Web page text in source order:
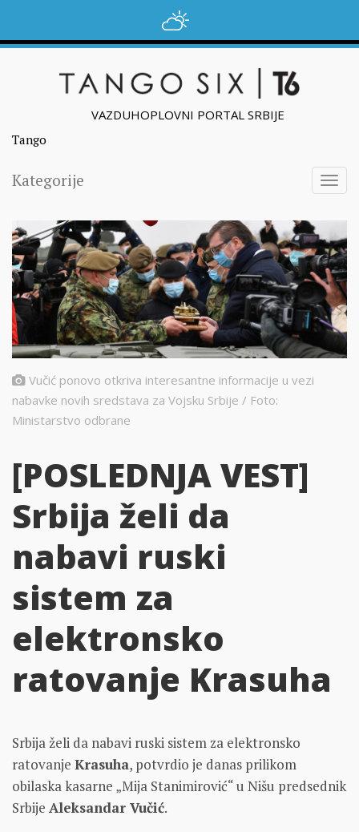
VAZDUHOPLOVNI PORTAL SRBIJE
Tango
Kategorije
Vučić ponovo otkriva interesantne informacije u vezi
nabavke novih sredstava za Vojsku Srbije / Foto:
Ministarstvo odbrane
[POSLEDNJA VEST]
Srbija želi da
nabavi ruski
sistem za
elektronsko
ratovanje Krasuha
Srbija želi da nabavi ruski sistem za elektronsko
ratovanje Krasuha, potvrdio je danas prilikom
obilaska kasarne „Mija Stanimirović“ u Nišu predsednik
Srbije Aleksandar Vučić.